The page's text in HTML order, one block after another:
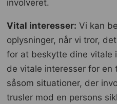
involveret.
Vital interesser: Vi kan
oplysninger, når vi tror,
for at beskytte dine vitale
de vitale interesser for en
såsom situationer, der
trusler mod en persons